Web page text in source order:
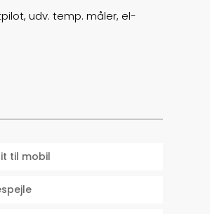
udv. temp. måler, el-
til mobil